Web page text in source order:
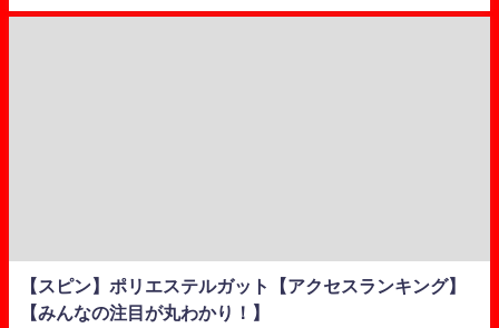
【スピン】ポリエステルガット【アクセスランキング】
【みんなの注目が丸わかり！】